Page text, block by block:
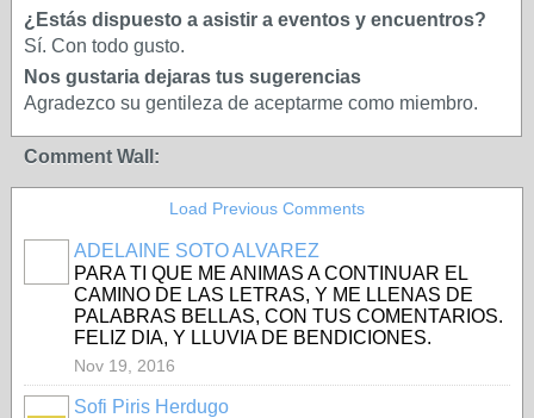
¿Estás dispuesto a asistir a eventos y encuentros?
Sí. Con todo gusto.
Nos gustaria dejaras tus sugerencias
Agradezco su gentileza de aceptarme como miembro.
Comment Wall:
Load Previous Comments
ADELAINE SOTO ALVAREZ
PARA TI QUE ME ANIMAS A CONTINUAR EL
CAMINO DE LAS LETRAS, Y ME LLENAS DE
PALABRAS BELLAS, CON TUS COMENTARIOS.
FELIZ DIA, Y LLUVIA DE BENDICIONES.
Nov 19, 2016
Sofi Piris Herdugo